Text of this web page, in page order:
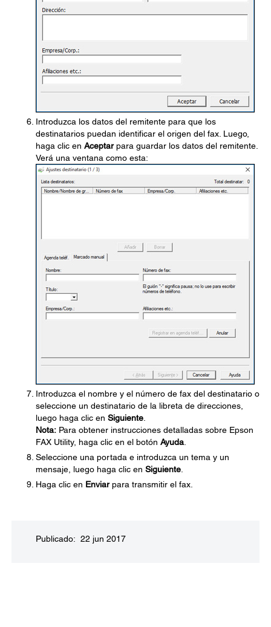
Introduzca los datos del remitente para que los
destinatarios puedan identificar el origen del fax. Luego,
haga clic en Aceptarpara guardar los datos del remitente.
Verá una ventana como esta:
Introduzca el nombre y el número de fax del destinatario o
seleccione un destinatario de la libreta de direcciones,
luego haga clic en Siguiente
Nota: Para obtener instrucciones detalladas sobre Epson
FAX Utility, haga clic en el botón Ayuda
Seleccione una portada e introduzca un tema y un
mensaje, luego haga clic en Siguiente
Haga clic en Enviarpara transmitir el fax.
Publicado: 22 jun 2017